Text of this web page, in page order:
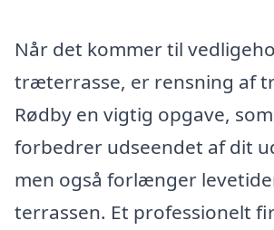
Når det kommer til
træterrasse, er rensning af
Rødby en vigtig opgave,
forbedrer udseendet af dit
men også forlænger
terrassen. Et professionelt